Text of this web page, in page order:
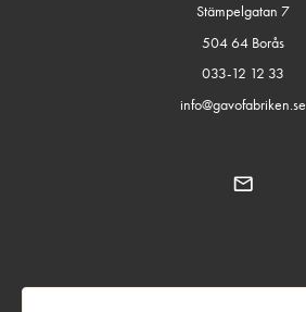
Stämpelgatan 7
504 64 Borås
033-12 12 33
info@gavofabriken.se